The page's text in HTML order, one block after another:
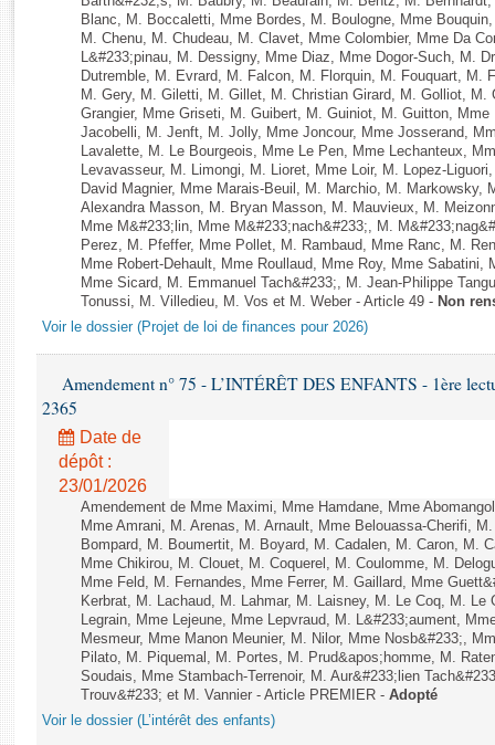
Rapports d'enquête
Rapports législatifs
Rapports sur l'application des lois
Baromètre de l’application des lois
Dossiers législatifs
Budget et sécurité sociale
Questions écrites et orales
Comptes rendus des débats
Blanc, M. Boccaletti, Mme Bordes, M. Boulogne, Mme
M. Chenu, M. Chudeau, M. Clavet, Mme Colombier, Mme Da
L&#233;pinau, M. Dessigny, Mme Diaz, Mme Dogor-Such, M.
Dutremble, M. Evrard, M. Falcon, M. Florquin, M. Fouquart, M.
M. Gery, M. Giletti, M. Gillet, M. Christian Girard, M. Golliot, M.
Grangier, Mme Griseti, M. Guibert, M. Guiniot, M. Guitton,
Jacobelli, M. Jenft, M. Jolly, Mme Joncour, Mme Josserand,
Lavalette, M. Le Bourgeois, Mme Le Pen, Mme Lechanteux,
Levavasseur, M. Limongi, M. Lioret, Mme Loir, M. Lopez-
David Magnier, Mme Marais-Beuil, M. Marchio, M. Markowsky,
Alexandra Masson, M. Bryan Masson, M. Mauvieux, M.
Mme M&#233;lin, Mme M&#233;nach&#233;, M.
Perez, M. Pfeffer, Mme Pollet, M. Rambaud, Mme Ranc, M.
Mme Robert-Dehault, Mme Roullaud, Mme Roy, Mme
Mme Sicard, M. Emmanuel Tach&#233;, M. Jean-Philippe
Tonussi, M. Villedieu, M. Vos et M. Weber - Article 49 - Non
Voir le dossier (Projet de loi de finances pour 2026)
Amendement n° 75 - L’INTÉRÊT DES ENFANTS - 1ère
2365
Date de
dépôt :
23/01/2026
Amendement de Mme Maximi, Mme Hamdane, Mme
Mme Amrani, M. Arenas, M. Arnault, Mme Belouassa-Cherifi,
Bompard, M. Boumertit, M. Boyard, M. Cadalen, M. Caron, M.
Mme Chikirou, M. Clouet, M. Coquerel, M. Coulomme, M.
Mme Feld, M. Fernandes, Mme Ferrer, M. Gaillard, Mme
Kerbrat, M. Lachaud, M. Lahmar, M. Laisney, M. Le Coq, M. Le
Legrain, Mme Lejeune, Mme Lepvraud, M. L&#233;aument,
Mesmeur, Mme Manon Meunier, M. Nilor, Mme Nosb&#233;,
Pilato, M. Piquemal, M. Portes, M. Prud&apos;homme, M.
Soudais, Mme Stambach-Terrenoir, M. Aur&#233;lien
Trouv&#233; et M. Vannier - Article PREMIER - Adopté
Voir le dossier (L’intérêt des enfants)